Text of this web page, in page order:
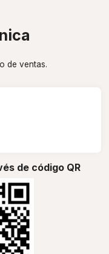
de ventas.
de código QR